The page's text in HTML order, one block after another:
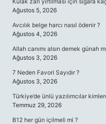
Ağustos 5, 2026
Avcılık belge harcı nasıl ödenir ?
Ağustos 4, 2026
Allah canımı alsın demek günah
Ağustos 3, 2026
7 Neden Favori Sayıdır ?
Ağustos 3, 2026
Türkiye’de ünlü yazılımcılar
Temmuz 29, 2026
B12 her gün içilmeli mi ?